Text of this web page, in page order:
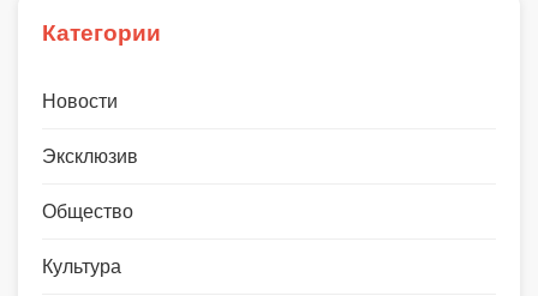
Категории
Новости
Эксклюзив
Общество
Культура